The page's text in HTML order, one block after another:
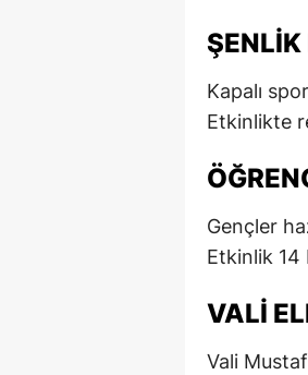
Kapalı
Etkinlikte
Gençler
Etkinlik 14
VALI
Vali